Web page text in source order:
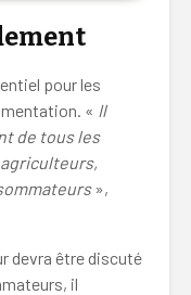
pour les
« Il
de tous les
»,
devra être discuté
il